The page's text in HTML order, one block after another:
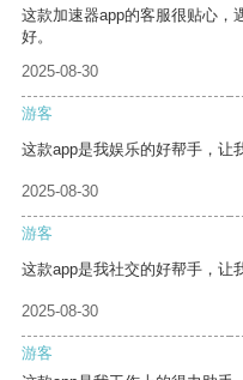
这款加速器app的客服很贴心，
好。
2025-08-30
游客
这款app是我娱乐的好帮手，让
2025-08-30
游客
这款app是我社交的好帮手，让
2025-08-30
游客